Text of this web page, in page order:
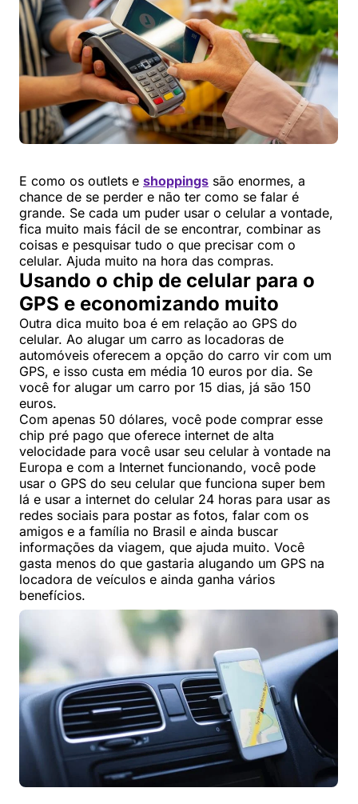
E como os outlets e shoppings são enormes, a
chance de se perder e não ter como se falar é
grande. Se cada um puder usar o celular a vontade,
fica muito mais fácil de se encontrar, combinar as
coisas e pesquisar tudo o que precisar com o
celular. Ajuda muito na hora das compras.
Usando o chip de celular para o
GPS e economizando muito
Outra dica muito boa é em relação ao GPS do
celular. Ao alugar um carro as locadoras de
automóveis oferecem a opção do carro vir com um
GPS, e isso custa em média 10 euros por dia. Se
você for alugar um carro por 15 dias, já são 150
euros.
Com apenas 50 dólares, você pode comprar esse
chip pré pago que oferece internet de alta
velocidade para você usar seu celular à vontade na
Europa e com a Internet funcionando, você pode
usar o GPS do seu celular que funciona super bem
lá e usar a internet do celular 24 horas para usar as
redes sociais para postar as fotos, falar com os
amigos e a família no Brasil e ainda buscar
informações da viagem, que ajuda muito. Você
gasta menos do que gastaria alugando um GPS na
locadora de veículos e ainda ganha vários
benefícios.